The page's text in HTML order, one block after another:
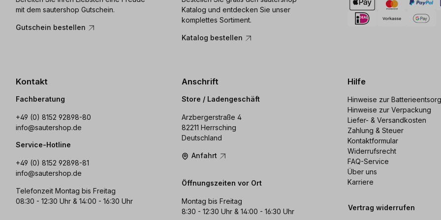
mit dem sautershop Gutschein.
Gutschein bestellen
Katalog und entdecken Sie unser
komplettes Sortiment.
Katalog bestellen
Kontakt
Fachberatung
+49 (0) 8152 92898-80
info@sautershop.de
Service-Hotline
+49 (0) 8152 92898-81
info@sautershop.de
Telefonzeit Montag bis Freitag
08:30 - 12:30 Uhr & 14:00 - 16:30 Uhr
Anschrift
Store / Ladengeschäft
Arzbergerstraße 4
82211 Herrsching
Deutschland
Anfahrt
Öffnungszeiten vor Ort
Montag bis Freitag
8:30 - 12:30 Uhr & 14:00 - 16:30 Uhr
Hilfe
Hinweise zur
Hinweise zur Verpackung
Liefer- & Versandkosten
Zahlung & Steuer
Kontaktformular
Widerrufsrecht
FAQ-Service
Über uns
Karriere
Vertrag widerrufen